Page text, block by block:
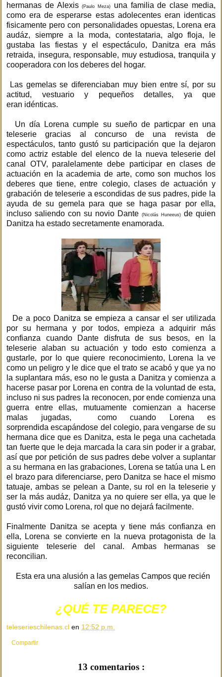
hermanas de Alexis(Paulo Meza)
una familia de clase media,
como era de esperarse estas adolecentes eran identicas
fisicamente pero con personalidades opuestas, Lorena era
audáz, siempre a la moda, contestataria, algo floja, le
gustaba las fiestas y el espectáculo, Danitza era más
retraida, insegura, responsable, muy estudiosa, tranquila y
cooperadora con los deberes del hogar.
Las gemelas se diferenciaban muy bien entre sí, por su
actitud, vestuario y pequeños detalles, ya que
eran idénticas.
Un día Lorena cumple su sueño de particpar en una
teleserie gracias al concurso de una revista de
espectáculos, tanto gustó su participación que la dejaron
como actriz estable del elenco de la nueva teleserie del
canal OTV, paralelamente debe participar en clases de
actuación en la academia de arte, como son muchos los
deberes que tiene, entre colegio, clases de actuación y
grabación de teleserie a escondidas de sus padres, pide la
ayuda de su gemela para que se haga pasar por ella,
incluso saliendo con su novio Dante (Nicolás Huneeus) de quien
Danitza ha estado secretamente enamorada.
De a poco Danitza se empieza a cansar el ser utilizada
por su hermana y por todos, empieza a adquirir más
confianza cuando Dante disfruta de sus besos, en la
teleserie alaban su actuación y todo esto comienza a
gustarle, por lo que quiere reconocimiento, Lorena la ve
como un peligro y le dice que el trato se acabó y que ya no
la suplantara más, eso no le gusta a Danitza y comienza a
hacerse pasar por Lorena en contra de la voluntad de esta,
incluso ni sus padres la reconocen, por ende comienza una
guerra entre ellas, mutuamente comienzan a hacerse
malas jugadas, como cuando Lorena es
sorprendida escapándose del colegio, para vengarse de su
hermana dice que es Danitza, esta le pega una cachetada
tan fuerte que le deja marcada la cara sin poder ir a grabar,
así que por petición de sus padres debe volver a suplantar
a su hermana en las grabaciones, Lorena se tatúa una L en
el brazo para diferenciarse, pero Danitza se hace el mismo
tatuaje, ambas se pelean a Dante, su rol en la teleserie y
ser la más audáz, Danitza ya no quiere ser ella, ya que le
gustó vivir como Lorena, rol que no dejará facilmente.
Finalmente Danitza se acepta y tiene más confianza en
ella, Lorena se convierte en la nueva protagonista de la
siguiente teleserie del canal. Ambas hermanas se
reconcilian.
Esta era una alusión a las gemelas Campos que recién
salían en los medios.
¿QUÉ TE PARECE?
teleserieschilenas.cl en 12:52 p.m.
Compartir
13 comentarios :